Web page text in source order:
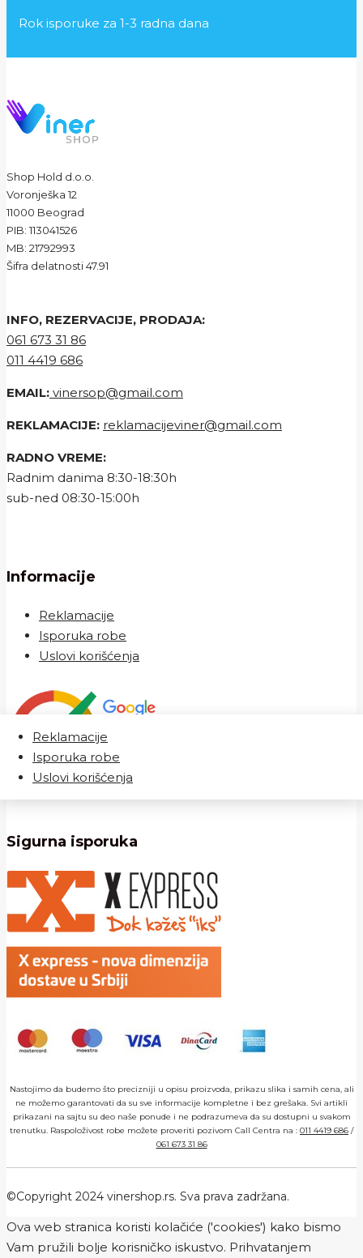
Rok isporuke za 1-3 radna dana
Shop Hold d.o.o.
Voronješka 12
11000 Beograd
PIB: 113041526
MB: 21792993
Šifra delatnosti 47.91
INFO, REZERVACIJE, PRODAJA:
061 673 31 86
011 4419 686
EMAIL: vinersop@gmail.com
REKLAMACIJE: reklamacijeviner@gmail.com
RADNO VREME:
Radnim danima 8:30-18:30h
sub-ned 08:30-15:00h
Informacije
Reklamacije
Isporuka robe
Uslovi korišćenja
Reklamacije
Isporuka robe
Uslovi korišćenja
Sigurna isporuka
Nastojimo da budemo što precizniji u opisu proizvoda, prikazu slika i samih cena, ali
ne možemo garantovati da su sve informacije kompletne i bez grešaka. Svi artikli
prikazani na sajtu su deo naše ponude i ne podrazumeva da su dostupni u svakom
trenutku. Raspoloživost robe možete proveriti pozivom Call Centra na : 011 4419 686 /
061 673 31 86
©Copyright 2024 vinershop.rs. Sva prava zadržana.
Ova web stranica koristi kolačiće ('cookies') kako bismo
Vam pružili bolje korisničko iskustvo. Prihvatanjem